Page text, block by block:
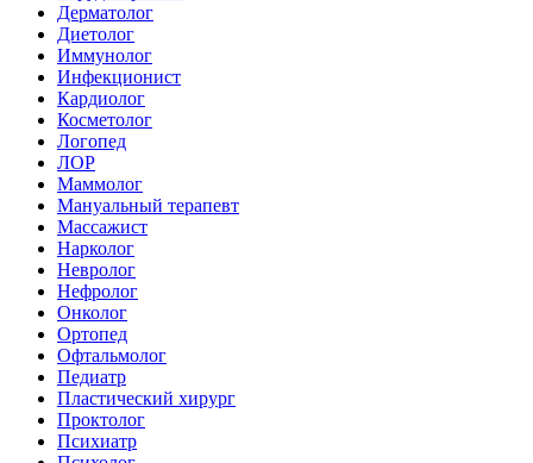
Дерматолог
Диетолог
Иммунолог
Инфекционист
Кардиолог
Косметолог
Логопед
ЛОР
Маммолог
Мануальный терапевт
Массажист
Нарколог
Невролог
Нефролог
Онколог
Ортопед
Офтальмолог
Педиатр
Пластический хирург
Проктолог
Психиатр